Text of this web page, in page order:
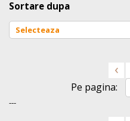
Sortare dupa
<
Pe pagina:
---